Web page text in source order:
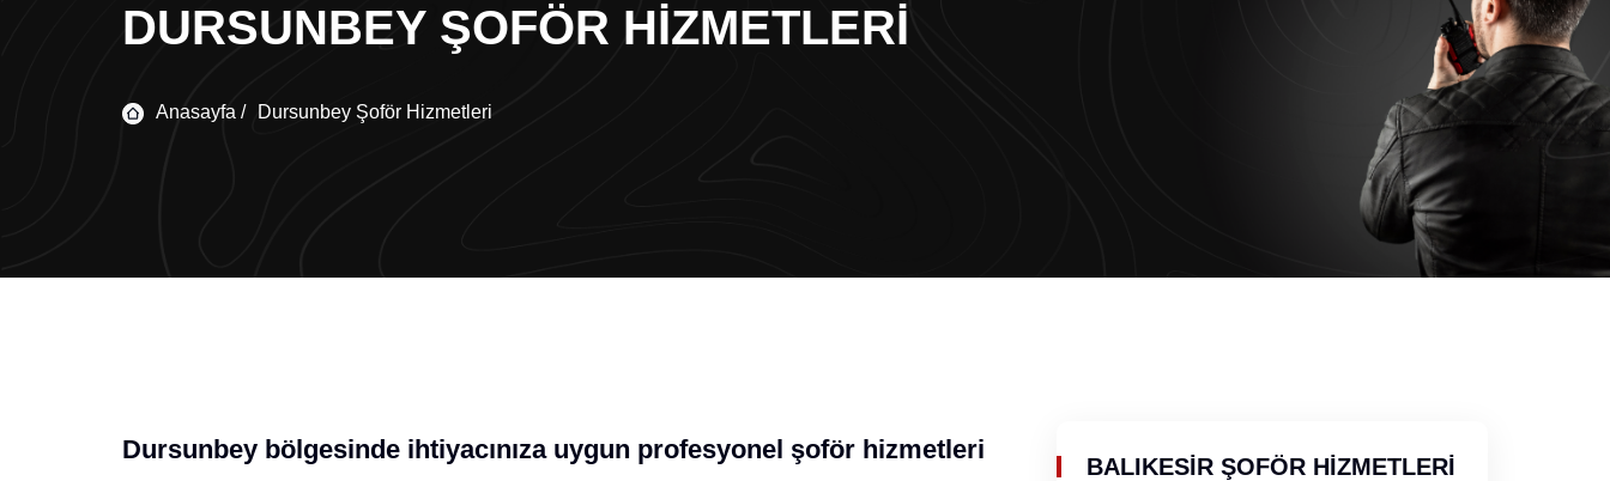
DURSUNBEY ŞOFÖR HIZMETLERI
Anasayfa / Dursunbey Şoför Hizmetleri
Dursunbey bölgesinde ihtiyacınıza uygun profesyonel şoför hizmetleri
BALIKESIR ŞOFÖR HIZMETLERI